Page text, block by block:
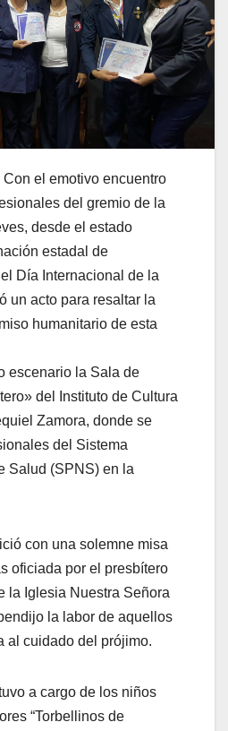
Con el emotivo encuentro
del gremio de la
desde el estado
estadal de
Día Internacional de la
un acto para resaltar la
humanitario de esta
escenario la Sala de
del Instituto de Cultura
Zamora, donde se
del Sistema
Salud (SPNS) en la
con una solemne misa
oficiada por el presbítero
la Iglesia Nuestra Señora
la labor de aquellos
al cuidado del prójimo.
a cargo de los niños
“Torbellinos de